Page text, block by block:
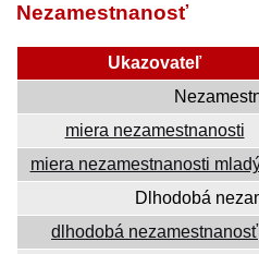
Nezamestnanosť
Ukazovateľ
miera nezamestnanosti
miera nezamestnanosti
Dlhodobá
dlhodobá nezamestnanosť